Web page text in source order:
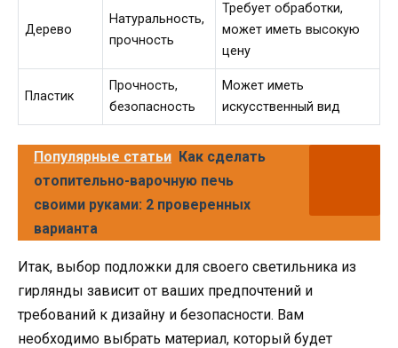
Дерево
Натуральность,
прочность
Требует обработки,
может иметь высокую
цену
Пластик
Прочность,
безопасность
Может иметь
искусственный вид
Популярные статьи Как сделать
отопительно-варочную печь
своими руками: 2 проверенных
варианта
Итак, выбор подложки для своего светильника из
гирлянды зависит от ваших предпочтений и
требований к дизайну и безопасности. Вам
необходимо выбрать материал, который будет